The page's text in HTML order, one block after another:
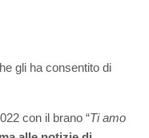
gli ha consentito di
con il brano “Ti amo